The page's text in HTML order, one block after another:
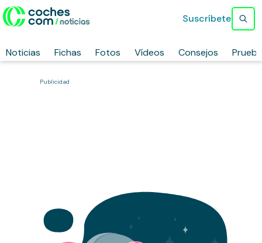
Noticias Fichas Fotos Vídeos Consejos
Suscríbete
Publicidad